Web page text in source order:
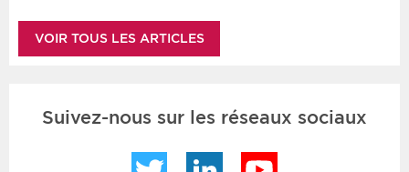
VOIR TOUS LES ARTICLES
Suivez-nous sur les réseaux sociaux
Twitter LinkedIn